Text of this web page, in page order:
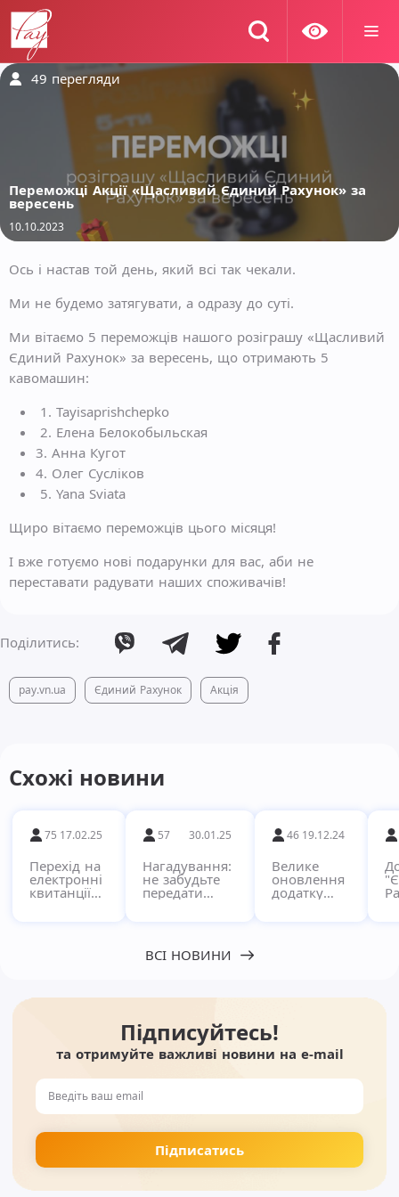
49 перегляди
Переможці Акції «Щасливий Єдиний Рахунок» за
вересень
10.10.2023
Ось і настав той день, який всі так чекали.
Ми не будемо затягувати, а одразу до суті.
Ми вітаємо 5 переможців нашого розіграшу «Щасливий
Єдиний Рахунок» за вересень, що отримають 5
кавомашин:
1. Tayisaprishchepko
2. Елена Белокобыльская
3. Анна Кугот
4. Олег Сусліков
5. Yana Sviata
Щиро вітаємо переможців цього місяця!
І вже готуємо нові подарунки для вас, аби не
переставати радувати наших споживачів!
Поділитись:
pay.vn.ua Єдиний Рахунок Акція
Схожі новини
75 17.02.25
Перехід на
електронні
квитанції
57 30.01.25
Нагадування:
не забудьте
передати
46 19.12.24
Велике
оновлення
додатку
ВСІ НОВИНИ
Підписуйтесь!
та отримуйте важливі новини на e-mail